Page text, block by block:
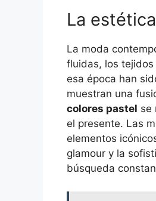
La
La moda
fluidas, los
esa época han
muestran una
colores pastel se
el presente. Las
elementos
glamour y la
búsqueda